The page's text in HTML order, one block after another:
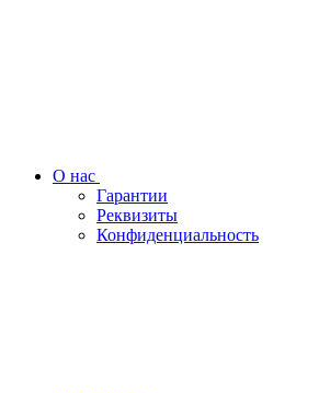
О нас
Гарантии
Реквизиты
Конфиденциальность